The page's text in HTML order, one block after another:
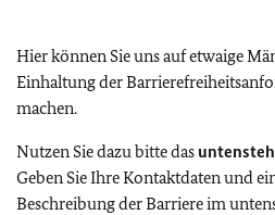
Hier können Sie uns auf etwaige
Einhaltung der
machen.
Nutzen Sie dazu bitte das
Geben Sie Ihre Kontaktdaten und
Beschreibung der Barriere im